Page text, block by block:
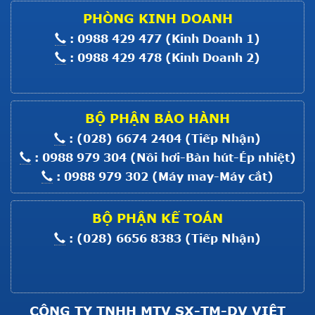
Máy Trải Vải HS SIII-160
Giá : Liên hệ
Xem thêm
8700
Giá : Liên hệ
Xem thêm
MOTOR BẮT MÁY MỘT KIM CO
Liên hệ
Xem thêm
MOTOR BẮT MÁY VC008; F007;
C007
PHÒNG KINH DOANH
: 0988 429 477 (Kinh Doanh 1)
: 0988 429 478 (Kinh Doanh 2)
BỘ PHẬN BẢO HÀNH
: (028) 6674 2404 (Tiếp Nhận)
: 0988 979 304 (Nồi hơi-Bàn hút-Ép nhiệt)
: 0988 979 302 (Máy may-Máy cắt)
BỘ PHẬN KẾ TOÁN
: (028) 6656 8383 (Tiếp Nhận)
CÔNG TY TNHH MTV SX-TM-DV VIỆT